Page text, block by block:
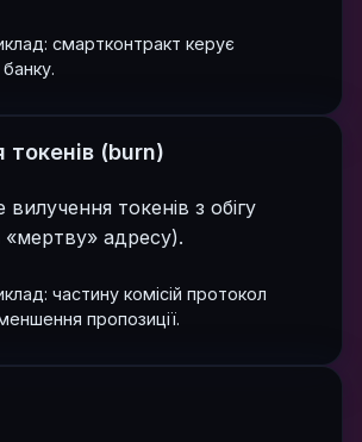
смартконтракт керує
(burn)
токенів з обігу
«мертву» адресу).
частину комісій протокол
пропозиції.